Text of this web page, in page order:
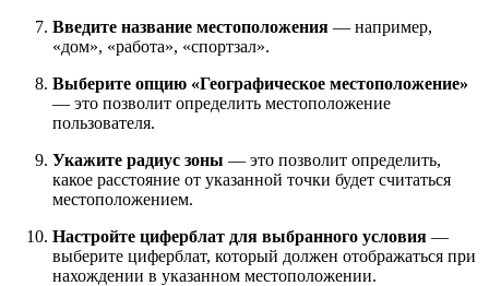
Введите название местоположения — например,
«дом», «работа», «спортзал».
Выберите опцию «Географическое местоположение»
— это позволит определить местоположение
пользователя.
Укажите радиус зоны — это позволит определить,
какое расстояние от указанной точки будет считаться
местоположением.
Настройте циферблат для выбранного условия —
выберите циферблат, который должен отображаться при
нахождении в указанном местоположении.